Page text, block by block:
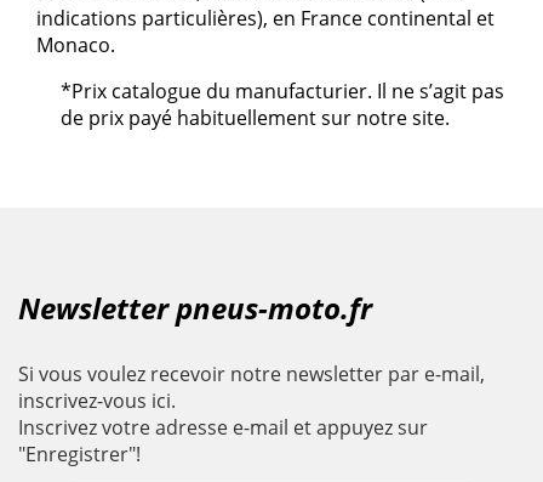
indications particulières), en France continental et
Monaco.
*Prix catalogue du manufacturier. Il ne s’agit pas
de prix payé habituellement sur notre site.
Newsletter pneus-moto.fr
Si vous voulez recevoir notre newsletter par e-mail,
inscrivez-vous ici.
Inscrivez votre adresse e-mail et appuyez sur
"Enregistrer"!